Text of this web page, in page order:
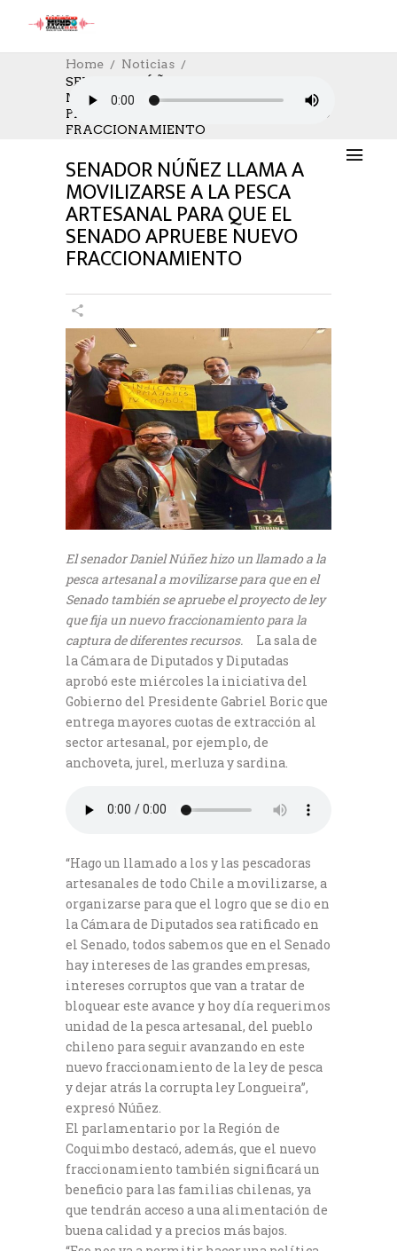
Home
Noticias
SENADOR NÚÑEZ LLAMA A
MOVILIZARSE A LA PESCA ARTESANAL
PARA QUE EL SENADO APRUEBE NUEVO
FRACCIONAMIENTO
NOTICIAS,TRABAJO
31/10/2024
AUTHOR: HECTOR
0 COMMENTS
SENADOR NÚÑEZ LLAMA A
MOVILIZARSE A LA PESCA
ARTESANAL PARA QUE EL
SENADO APRUEBE NUEVO
FRACCIONAMIENTO
El senador Daniel Núñez hizo un llamado a la
pesca artesanal a movilizarse para que en el
Senado también se apruebe el proyecto de ley
que fija un nuevo fraccionamiento para la
captura de diferentes recursos. La sala de
la Cámara de Diputados y Diputadas
aprobó este miércoles la iniciativa del
Gobierno del Presidente Gabriel Boric que
entrega mayores cuotas de extracción al
sector artesanal, por ejemplo, de
anchoveta, jurel, merluza y sardina.
“Hago un llamado a los y las pescadoras
artesanales de todo Chile a movilizarse, a
organizarse para que el logro que se dio en
la Cámara de Diputados sea ratificado en
el Senado, todos sabemos que en el Senado
hay intereses de las grandes empresas,
intereses corruptos que van a tratar de
bloquear este avance y hoy día requerimos
unidad de la pesca artesanal, del pueblo
chileno para seguir avanzando en este
nuevo fraccionamiento de la ley de pesca
y dejar atrás la corrupta ley Longueira”,
expresó Núñez.
El parlamentario por la Región de
Coquimbo destacó, además, que el nuevo
fraccionamiento también significará un
beneficio para las familias chilenas, ya
que tendrán acceso a una alimentación de
buena calidad y a precios más bajos.